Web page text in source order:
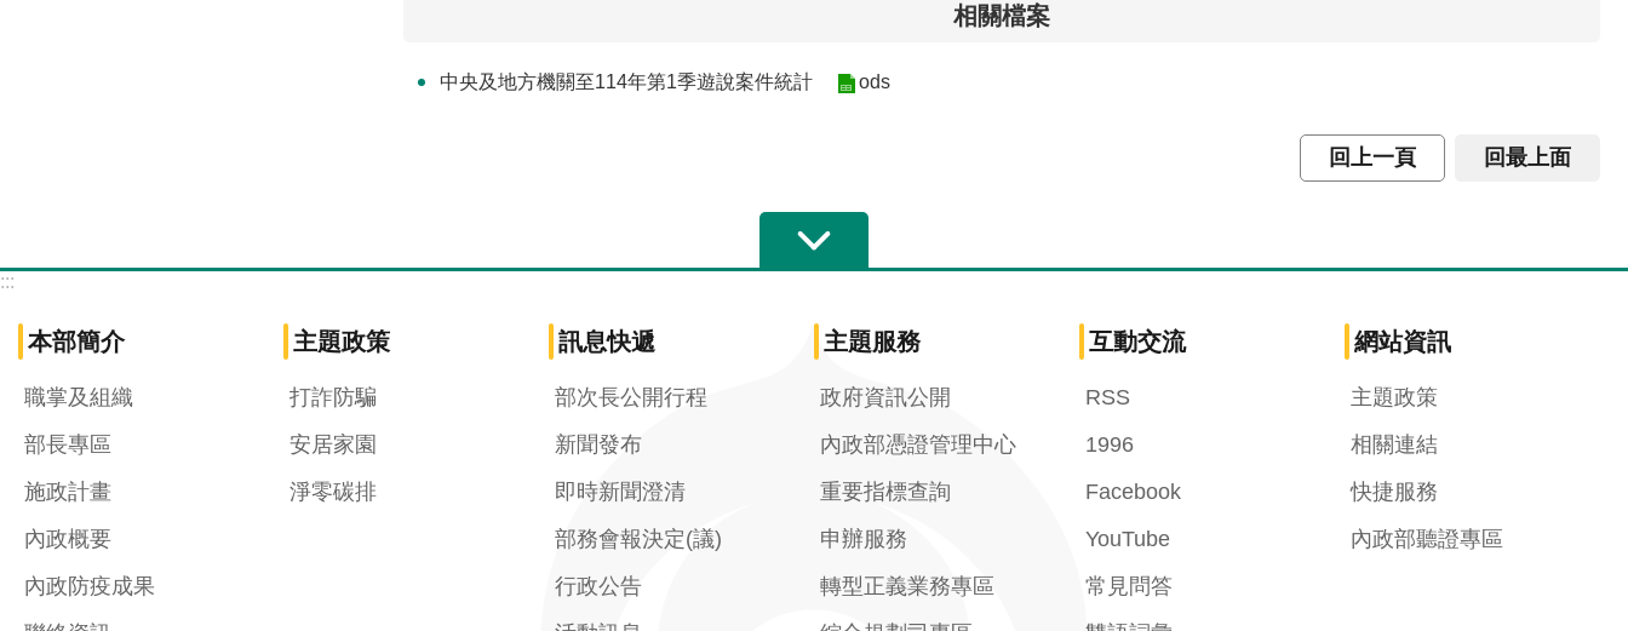
相關檔案
中央及地方機關至114年第1季遊說案件統計 ods
回上一頁 回最上面
:::
本部簡介
職掌及組織
部長專區
施政計畫
內政概要
內政防疫成果
主題政策
打詐防騙
安居家園
淨零碳排
訊息快遞
部次長公開行程
新聞發布
即時新聞澄清
部務會報決定(議)
行政公告
主題服務
政府資訊公開
內政部憑證管理中心
重要指標查詢
申辦服務
轉型正義業務專區
互動交流
RSS
1996
Facebook
YouTube
常見問答
網站資訊
主題政策
相關連結
快捷服務
內政部聽證專區